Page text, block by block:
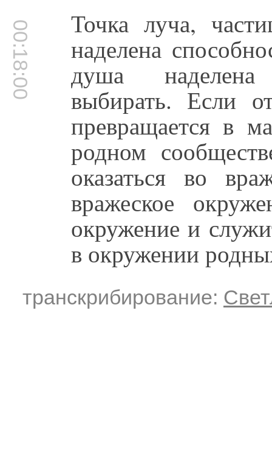
00:18:00 Точка луча,
наделена
душа наделена
выбирать. Если
превращается в
родном
оказаться во
вражеское
окружение и
в окружении
транскрибирование: